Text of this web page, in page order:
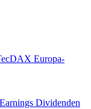
Europa-
Earnings Dividenden